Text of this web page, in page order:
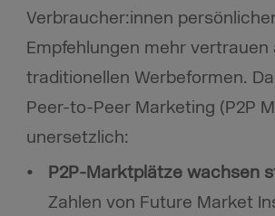
Verbraucher:innen
Empfehlungen mehr vertrauen
traditionellen Werbeformen.
Peer-to-Peer Marketing (P2P
unersetzlich:
P2P-Marktplätze wachsen
Zahlen von Future Market